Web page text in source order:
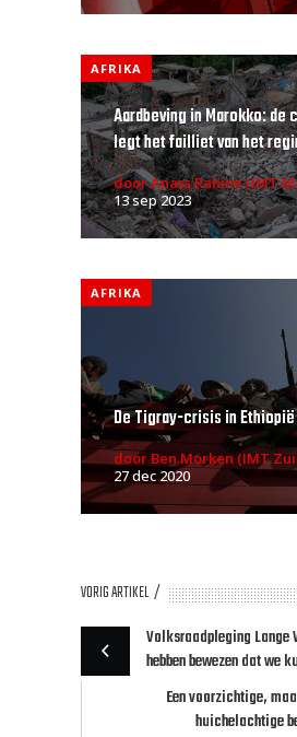
AFRIKA
Aardbeving in Marokko:
legt het failliet van het
door Anass Rahimi (IMT
13 sep 2023
AFRIKA
De Tigray-crisis in Ethiopië
door Ben Morken (IMT
27 dec 2020
VORIG ARTIKEL
Volksraadpleging Lange
hebben bewezen dat we
Een voorzichtige,
huichelachtige